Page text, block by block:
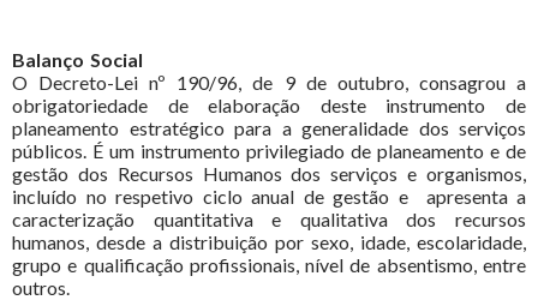
Balanço Social
O Decreto-Lei nº 190/96, de 9 de outubro, consagrou a
obrigatoriedade de elaboração deste instrumento de
planeamento estratégico para a generalidade dos serviços
públicos. É um instrumento privilegiado de planeamento e de
gestão dos Recursos Humanos dos serviços e organismos,
incluído no respetivo ciclo anual de gestão e apresenta a
caracterização quantitativa e qualitativa dos recursos
humanos, desde a distribuição por sexo, idade, escolaridade,
grupo e qualificação profissionais, nível de absentismo, entre
outros.